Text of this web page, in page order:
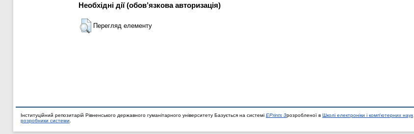
Необхідні дії (обов’язкова авторизація)
Перегляд елементу
Інституційний репозитарій Рівненського державного гуманітарного університету Базується на системі EPrints 3розробленої в Школі електроніки і комп'ютерних наук
розробники системи